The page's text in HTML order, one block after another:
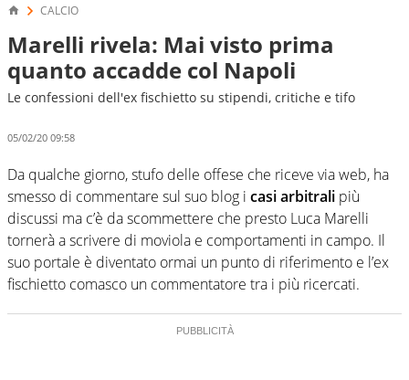
CALCIO
Marelli rivela: Mai visto prima
quanto accadde col Napoli
Le confessioni dell'ex fischietto su stipendi, critiche e tifo
05/02/20 09:58
Da qualche giorno, stufo delle offese che riceve via web, ha
smesso di commentare sul suo blog i casi arbitrali più
discussi ma c’è da scommettere che presto Luca Marelli
tornerà a scrivere di moviola e comportamenti in campo. Il
suo portale è diventato ormai un punto di riferimento e l’ex
fischietto comasco un commentatore tra i più ricercati.